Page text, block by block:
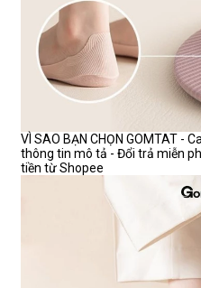
VÌ SAO BẠN CHỌN GOMTAT -
thông tin mô tả - Đổi trả miễn
tiền từ Shopee